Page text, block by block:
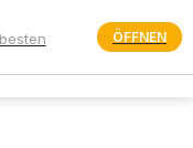
menu
ÖFFNEN